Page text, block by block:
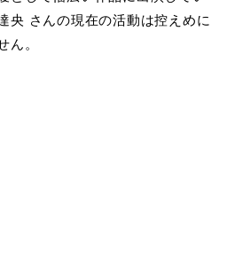
央 さんの現在の活動は控えめに
ん。